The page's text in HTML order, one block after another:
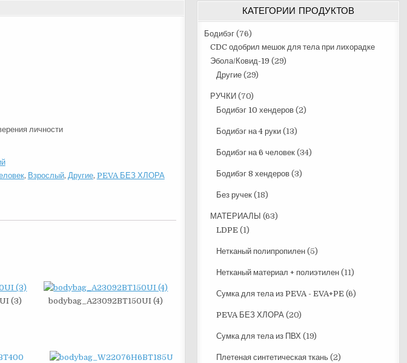
личности
, Взрослый, Другие, PEVA БЕЗ ХЛОРА
(3) bodybag_A23092BT150UI (4)
КАТЕГОРИИ ПРОДУКТОВ
Бодибэг (76)
CDC одобрил мешок для тела при лихорадке
Эбола/Ковид-19 (29)
Другие (29)
РУЧКИ (70)
Бодибэг 10 хендеров (2)
Бодибэг на 4 руки (13)
Бодибэг на 6 человек (34)
Бодибэг 8 хендеров (3)
Без ручек (18)
МАТЕРИАЛЫ (63)
LDPE (1)
Нетканый полипропилен (5)
Нетканый материал + полиэтилен (11)
Сумка для тела из PEVA - EVA+PE (6)
PEVA БЕЗ ХЛОРА (20)
Сумка для тела из ПВХ (19)
Плетеная синтетическая ткань (2)